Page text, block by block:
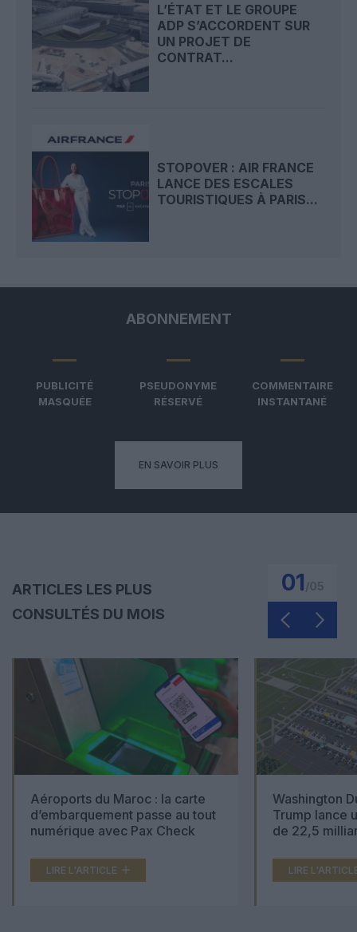
L’ÉTAT ET LE GROUPE
ADP S’ACCORDENT SUR
UN PROJET DE
CONTRAT...
STOPOVER : AIR FRANCE
LANCE DES ESCALES
TOURISTIQUES À PARIS...
ABONNEMENT
PUBLICITÉ
MASQUÉE
PSEUDONYME
RÉSERVÉ
COMMENTAIRE
INSTANTANÉ
EN SAVOIR PLUS
ARTICLES LES PLUS
CONSULTÉS DU MOIS
01
Aéroports du Maroc : la carte
d’embarquement passe au tout
numérique avec Pax Check
LIRE L'ARTICLE
Washington
Trump lance
de 22,5
LIRE